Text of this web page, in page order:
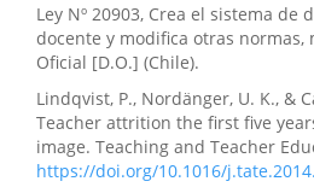
Ley Nº 20903, Crea el sistema de
docente y modifica otras normas,
Oficial [D.O.] (Chile).
Lindqvist, P., Nordänger, U. K., &
Teacher attrition the first five
image. Teaching and Teacher
https://doi.org/10.1016/